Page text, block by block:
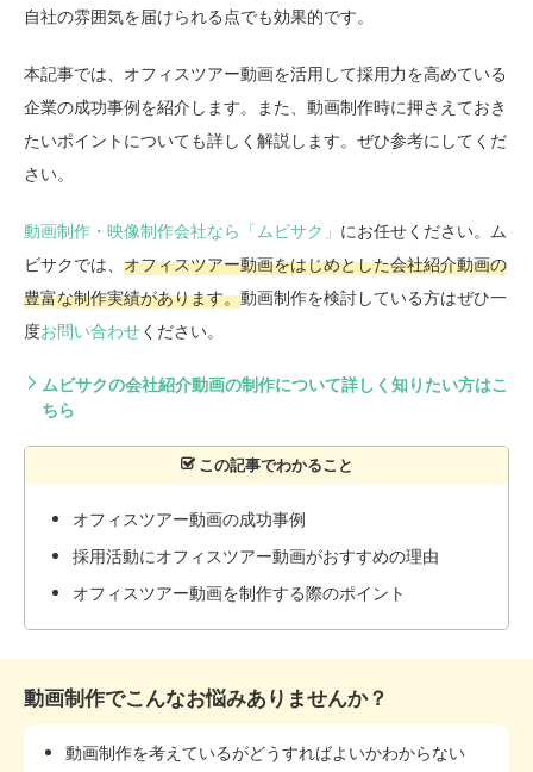
自社の雰囲気を届けられる点でも効果的です。
本記事では、オフィスツアー動画を活用して採用力を高めている
企業の成功事例を紹介します。また、動画制作時に押さえておき
たいポイントについても詳しく解説します。ぜひ参考にしてくだ
さい。
動画制作・映像制作会社なら「ムビサク」 にお任せください。ム
ビサクでは、 オフィスツアー動画をはじめとした会社紹介動画の
豊富な制作実績があります。動画制作を検討している方はぜひ一
度お問い合わせください。
ムビサクの会社紹介動画の制作について詳しく知りたい方はこ
ちら
オフィスツアー動画の成功事例
採用活動にオフィスツアー動画がおすすめの理由
オフィスツアー動画を制作する際のポイント
動画制作でこんなお悩みありませんか？
動画制作を考えているがどうすればよいかわからない